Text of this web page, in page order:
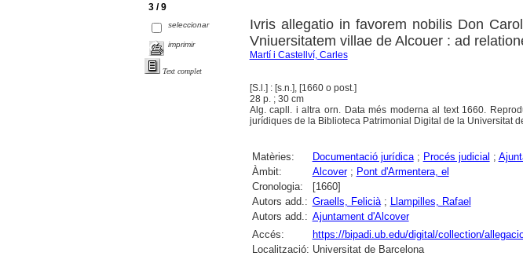
3 / 9
seleccionar
imprimir
Text complet
Ivris allegatio in favorem nobilis Don
Vniuersitatem villae de Alcouer : ad
Martí i Castellví, Carles
[S.l.] : [s.n.], [1660 o post.]
28 p. ; 30 cm
Alg. capll. i altra orn. Data més moderna al text 1660.
jurídiques de la Biblioteca Patrimonial Digital de la Universitat
Matèries: Documentació jurídica; Procés judicial ;
Àmbit:
Alcover; Pont d'Armentera, el
Cronologia:
[1660]
Autors add.: Graells, Felicià; Llampilles, Rafael
Autors add.: Ajuntament d'Alcover
Accés:
https://bipadi.ub.edu/digital/collection/
Localització: Universitat de Barcelona